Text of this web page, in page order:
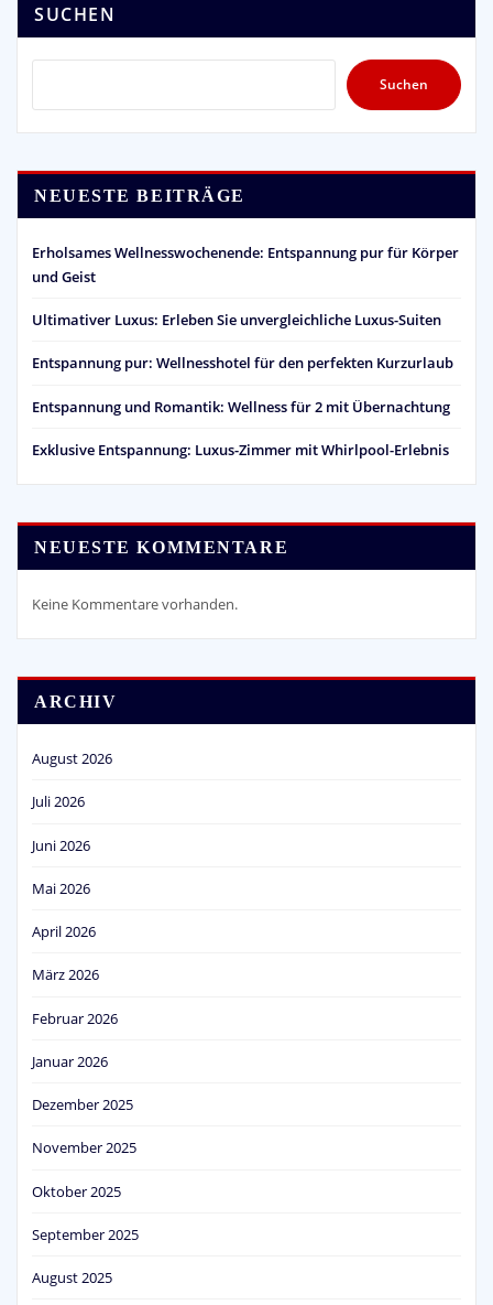
SUCHEN
Suchen
NEUESTE BEITRÄGE
Erholsames Wellnesswochenende: Entspannung pur für Körper
und Geist
Ultimativer Luxus: Erleben Sie unvergleichliche Luxus-Suiten
Entspannung pur: Wellnesshotel für den perfekten Kurzurlaub
Entspannung und Romantik: Wellness für 2 mit Übernachtung
Exklusive Entspannung: Luxus-Zimmer mit Whirlpool-Erlebnis
NEUESTE KOMMENTARE
Keine Kommentare vorhanden.
ARCHIV
August 2026
Juli 2026
Juni 2026
Mai 2026
April 2026
März 2026
Februar 2026
Januar 2026
Dezember 2025
November 2025
Oktober 2025
September 2025
August 2025